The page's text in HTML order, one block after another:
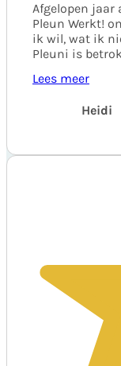
Afgelopen jaar
Pleun Werkt!
ik wil, wat ik
Pleuni is
Lees meer
Heidi